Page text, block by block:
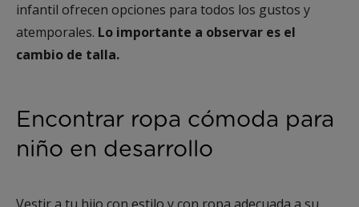
infantil ofrecen opciones para todos los gustos y
atemporales. Lo importante a observar es el
cambio de talla.
Encontrar ropa cómoda para
niño en desarrollo